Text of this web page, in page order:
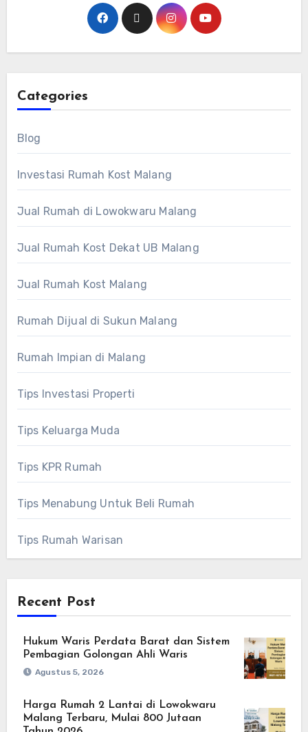
Categories
Blog
Investasi Rumah Kost Malang
Jual Rumah di Lowokwaru Malang
Jual Rumah Kost Dekat UB Malang
Jual Rumah Kost Malang
Rumah Dijual di Sukun Malang
Rumah Impian di Malang
Tips Investasi Properti
Tips Keluarga Muda
Tips KPR Rumah
Tips Menabung Untuk Beli Rumah
Tips Rumah Warisan
Recent Post
Hukum Waris Perdata Barat dan Sistem
Pembagian Golongan Ahli Waris
Agustus 5, 2026
Harga Rumah 2 Lantai di Lowokwaru
Malang Terbaru, Mulai 800 Jutaan